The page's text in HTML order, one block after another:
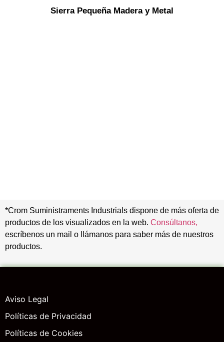
Sierra Pequeña Madera y Metal
*Crom Suministraments Industrials dispone de más oferta de
productos de los visualizados en la web. Consúltanos,
escríbenos un mail o llámanos para saber más de nuestros
productos.
Aviso Legal
Políticas de Privacidad
Políticas de Cookies